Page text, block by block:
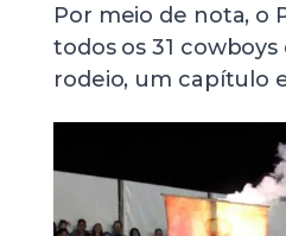
Por meio de nota, o
todos os 31
rodeio, um capítulo